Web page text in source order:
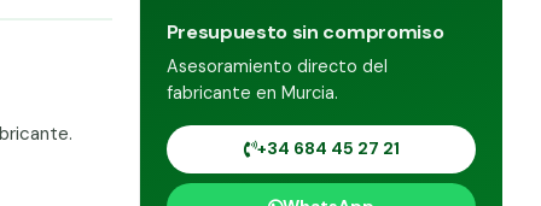
Presupuesto sin compromiso
Asesoramiento directo del
fabricante en Murcia.
+34 684 45 27 21